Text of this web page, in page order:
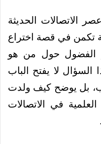
الاتصالات الحديثة
تكمن في قصة اختراع
الفضول حول من هو
السؤال لا يفتح الباب
بل يوضح كيف ولدت
في الاتصالات